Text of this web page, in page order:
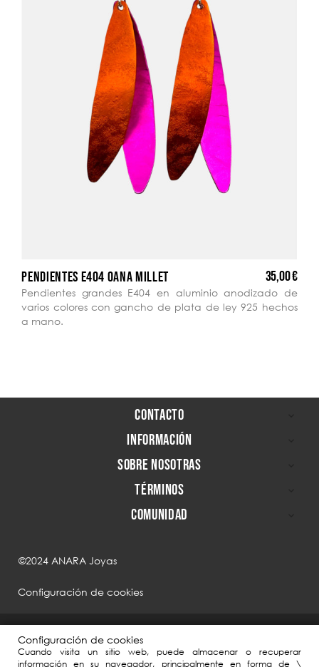
PENDIENTES E404 OANA MILLET 35,00 €
Pendientes grandes E404 en aluminio anodizado de
varios colores con gancho de plata de ley 925 hechos
a mano.
CONTACTO
INFORMACIÓN
SOBRE NOSOTRAS
TÉRMINOS
COMUNIDAD
©2024 ANARA Joyas
Configuración de cookies
Configuración de cookies
Cuando visita un sitio web, puede almacenar o recuperar
información en su navegador, principalmente en forma de \